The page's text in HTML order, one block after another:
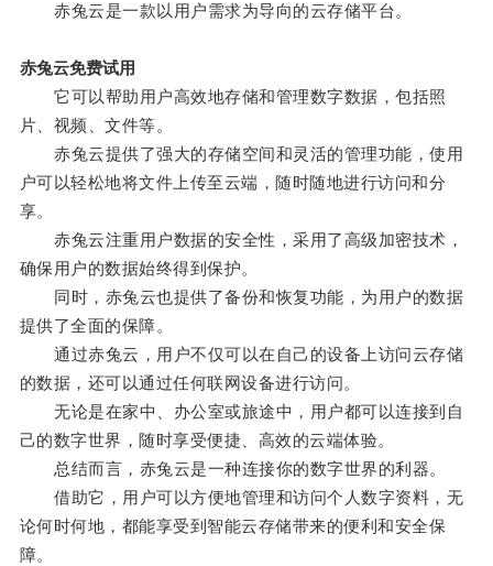
赤兔云是一款以用户需求为导向的云存储平台。
赤兔云免费试用
它可以帮助用户高效地存储和管理数字数据，包括照
片、视频、文件等。
赤兔云提供了强大的存储空间和灵活的管理功能，使用
户可以轻松地将文件上传至云端，随时随地进行访问和分
享。
赤兔云注重用户数据的安全性，采用了高级加密技术，
确保用户的数据始终得到保护。
同时，赤兔云也提供了备份和恢复功能，为用户的数据
提供了全面的保障。
通过赤兔云，用户不仅可以在自己的设备上访问云存储
的数据，还可以通过任何联网设备进行访问。
无论是在家中、办公室或旅途中，用户都可以连接到自
己的数字世界，随时享受便捷、高效的云端体验。
总结而言，赤兔云是一种连接你的数字世界的利器。
借助它，用户可以方便地管理和访问个人数字资料，无
论何时何地，都能享受到智能云存储带来的便利和安全保
障。